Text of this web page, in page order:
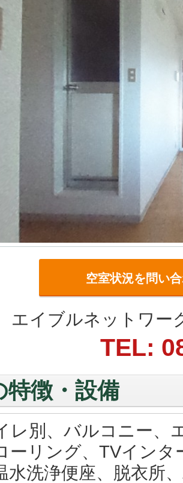
空室状況を問い
エイブルネットワー
TEL:
特徴・設備
レ別、バルコニー、
ーリング、TVイン
水洗浄便座、脱衣所